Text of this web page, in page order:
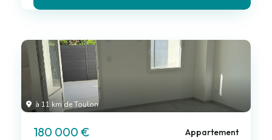
à 11 km de Toulon
180 000 € Appartement